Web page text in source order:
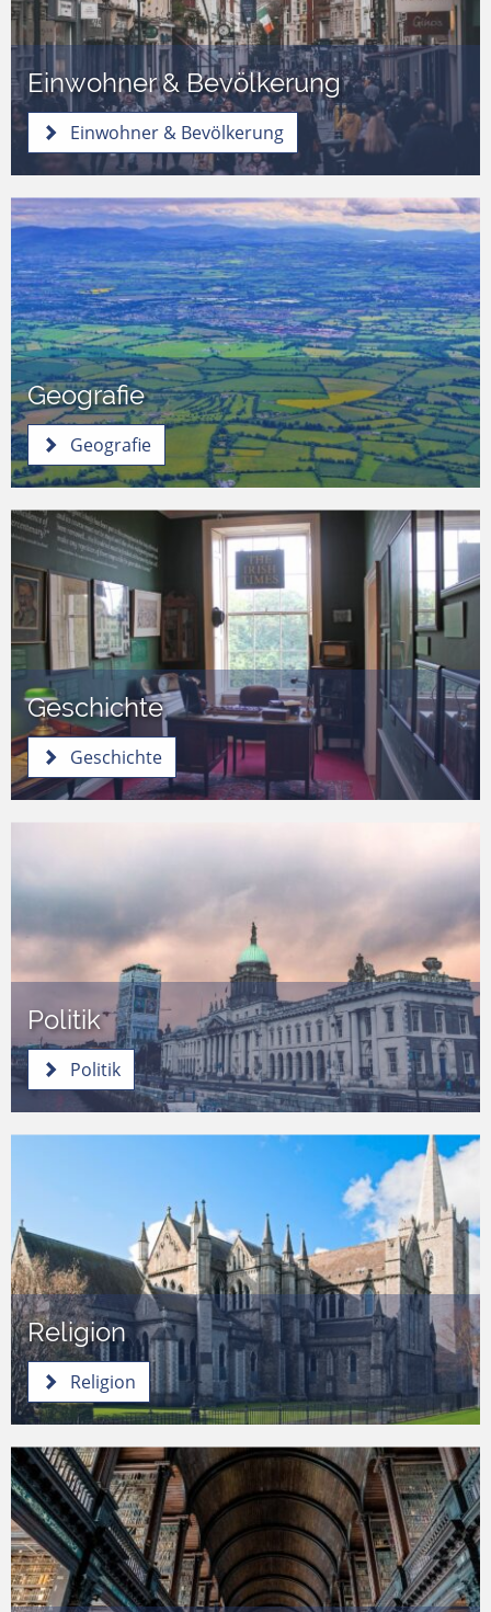
Einwohner & Bevölkerung
Einwohner & Bevölkerung
Geografie
Geografie
Geschichte
Geschichte
Politik
Politik
Religion
Religion